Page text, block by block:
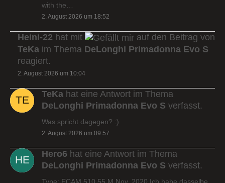
with the…
2. August 2026 um 18:52
Heini-22 hat mit
auf den Beitrag von
TeKa im Thema DeLonghi Primadonna Evo S
reagiert.
2. August 2026 um 10:04
TeKa hat eine Antwort im Thema
DeLonghi Primadonna Evo S verfasst.
Was spricht dagegen? :)
2. August 2026 um 09:57
Hero6 hat eine Antwort im Thema
DeLonghi Primadonna Evo S verfasst.
Type: ECAM 510.55.M Nov. 2020 Ich habe dasselbe